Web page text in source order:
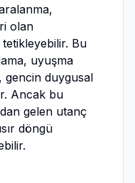
olan
tetikleyebilir. Bu
uyuşma
gencin duygusal
Ancak bu
gelen utanç
döngü